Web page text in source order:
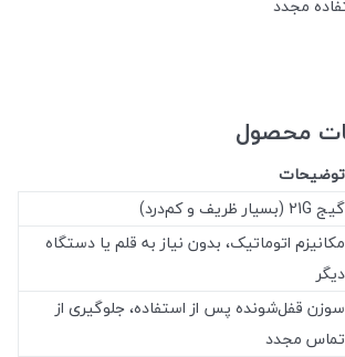
مجدد
محصول
توضیحات
گیج 21G (بسیار ظریف و کم‌درد)
مکانیزم اتوماتیک، بدون نیاز به قلم یا دستگاه
دیگر
سوزن قفل‌شونده پس از استفاده، جلوگیری از
تماس مجدد